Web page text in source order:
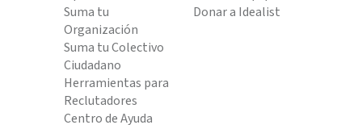
Suma tu
Organización
Suma tu Colectivo
Ciudadano
Herramientas para
Reclutadores
Centro de Ayuda
Donar a Idealist